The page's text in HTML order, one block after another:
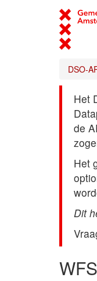
DSO-
Het
de
Het
Dit